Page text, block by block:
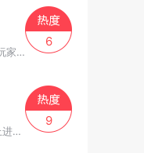
在小小幸存者中，每一个玩家的起点都是一片荒无人烟的废土，你需
6
冤罪杀机2在前作的基础上进行了全方位的升级和优化。游戏故事背
9